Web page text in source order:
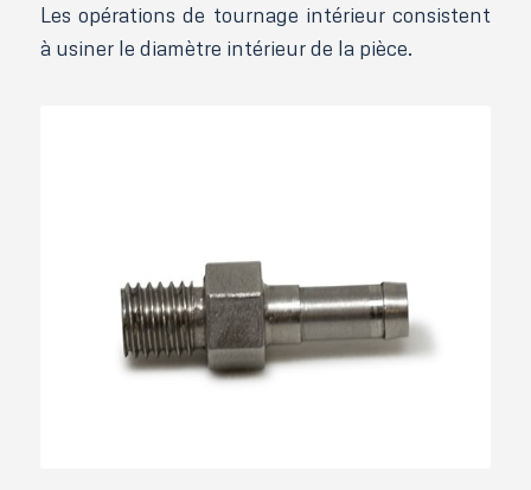
Les opérations de tournage intérieur consistent
à usiner le diamètre intérieur de la pièce.